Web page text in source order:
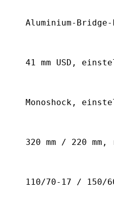
Aluminium-Bridge-
41 mm USD,
Monoshock,
320 mm / 220
110/70-17 / 150/